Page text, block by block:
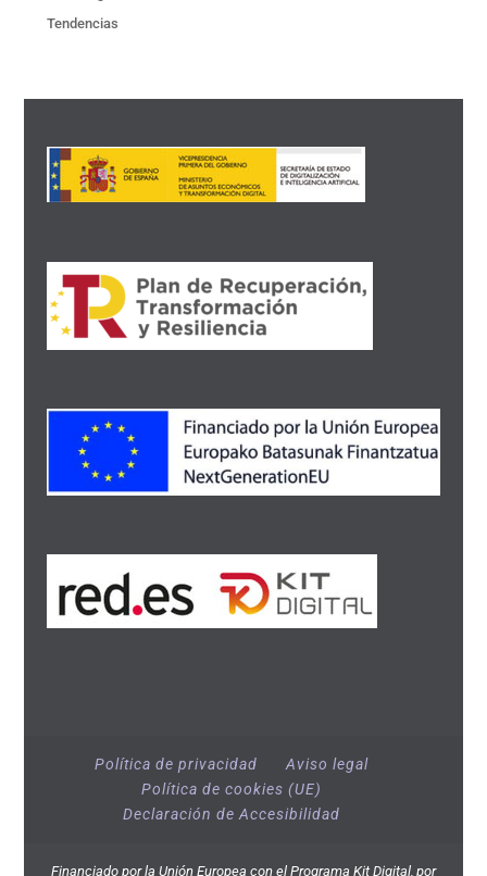
Tendencias
Política de privacidad
Aviso legal
Política de cookies (UE)
Declaración de Accesibilidad
Financiado por la Unión Europea con el Programa Kit Digital, por